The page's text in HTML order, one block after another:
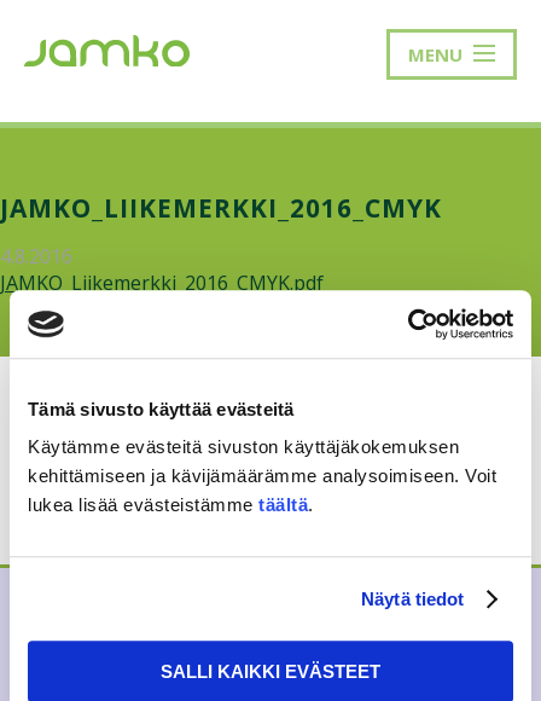
Tämä sivusto käyttää evästeitä
Käytämme evästeitä sivuston käyttäjäkokemuksen
kehittämiseen ja kävijämäärämme analysoimiseen. Voit
lukea lisää evästeistämme täältä.
Näytä tiedot
SALLI KAIKKI EVÄSTEET
MENU
JAMKO_LIIKEMERKKI_2016_CMYK
4.8.2016
JAMKO_Liikemerkki_2016_CMYK.pdf
RAKKAUDELLA,MEOM